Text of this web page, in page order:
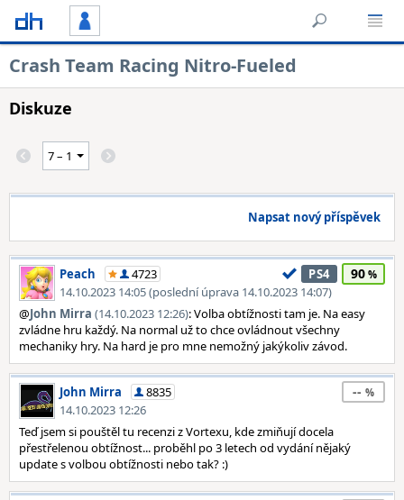
Crash Team Racing Nitro-Fueled
Diskuze
Napsat nový příspěvek
Peach
4723
14.10.2023 14:05 (poslední úprava 14.10.2023 14:07)
PS4 90
@John Mirra (14.10.2023 12:26): Volba obtížnosti tam je. Na easy
zvládne hru každý. Na normal už to chce ovládnout všechny
mechaniky hry. Na hard je pro mne nemožný jakýkoliv závod.
John Mirra
8835
14.10.2023 12:26
--
Teď jsem si pouštěl tu recenzi z Vortexu, kde zmiňují docela
přestřelenou obtížnost... proběhl po 3 letech od vydání nějaký
update s volbou obtížnosti nebo tak? :)